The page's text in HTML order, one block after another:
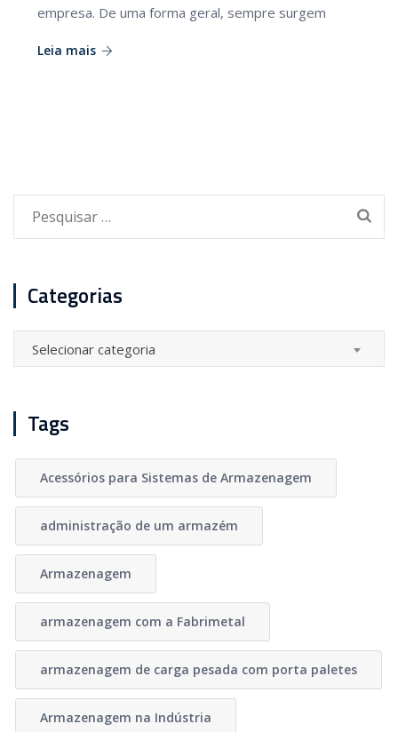
empresa. De uma forma geral, sempre surgem
Leia mais
Categorias
Categorias
Selecionar categoria
Tags
Acessórios para Sistemas de Armazenagem
administração de um armazém
Armazenagem
armazenagem com a Fabrimetal
armazenagem de carga pesada com porta paletes
Armazenagem na Indústria